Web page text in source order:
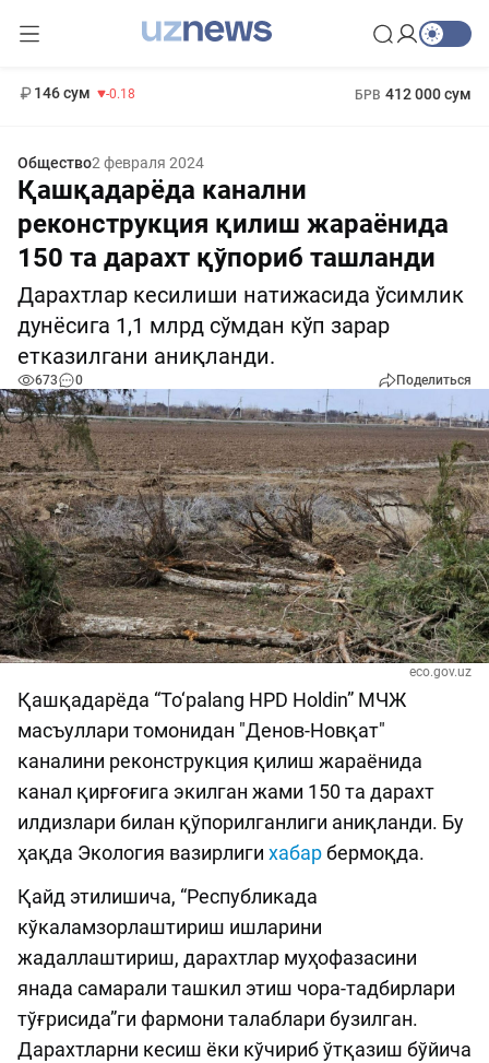
146 сум -0.18 БРВ 412 000 сум
Общество2 февраля 2024
Қашқадарёда канални
реконструкция қилиш жараёнида
150 та дарахт қўпориб ташланди
Дарахтлар кесилиши натижасида ўсимлик
дунёсига 1,1 млрд сўмдан кўп зарар
етказилгани аниқланди.
673 0 Поделиться
eco.gov.uz
Қашқадарёда “To‘palang HPD Holdin” МЧЖ
масъуллари томонидан "Денов-Новқат"
каналини реконструкция қилиш жараёнида
канал қирғоғига экилган жами 150 та дарахт
илдизлари билан қўпорилганлиги аниқланди. Бу
ҳақда Экология вазирлиги хабарбермоқда.
Қайд этилишича, “Республикада
кўкаламзорлаштириш ишларини
жадаллаштириш, дарахтлар муҳофазасини
янада самарали ташкил этиш чора-тадбирлари
тўғрисида”ги фармони талаблари бузилган.
Дарахтларни кесиш ёки кўчириб ўтқазиш бўйича